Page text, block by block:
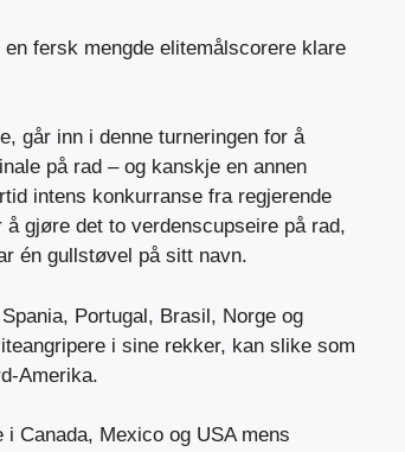
fersk mengde elitemålscorere klare
går inn i denne turneringen for å
på rad – og kanskje en annen
intens konkurranse fra regjerende
gjøre det to verdenscupseire på rad,
én gullstøvel på sitt navn.
Portugal, Brasil, Norge og
i sine rekker, kan slike som
Amerika.
Canada, Mexico og USA mens